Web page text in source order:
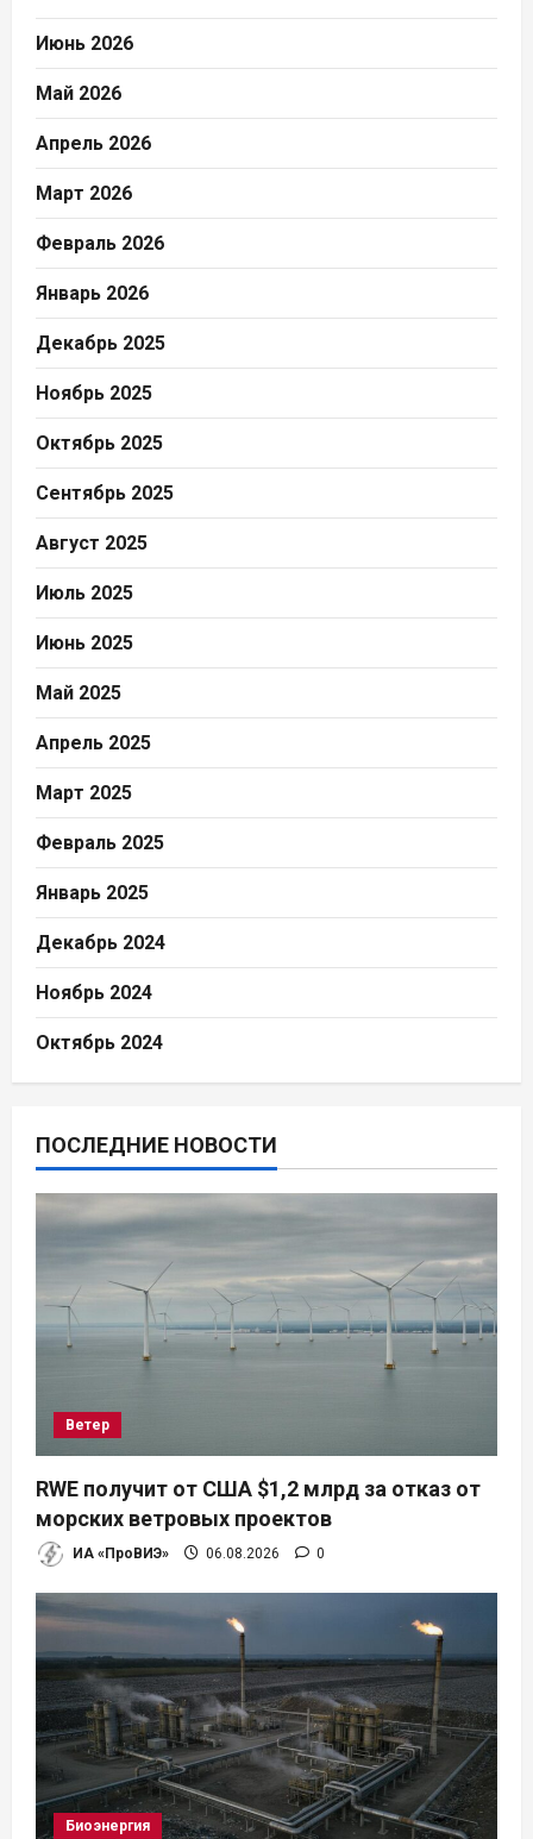
Июнь 2026
Май 2026
Апрель 2026
Март 2026
Февраль 2026
Январь 2026
Декабрь 2025
Ноябрь 2025
Октябрь 2025
Сентябрь 2025
Август 2025
Июль 2025
Июнь 2025
Май 2025
Апрель 2025
Март 2025
Февраль 2025
Январь 2025
Декабрь 2024
Ноябрь 2024
Октябрь 2024
ПОСЛЕДНИЕ НОВОСТИ
Ветер
RWE получит от США $1,2 млрд за отказ от
морских ветровых проектов
ИА «ПроВИЭ» 06.08.2026 0
Биоэнергия